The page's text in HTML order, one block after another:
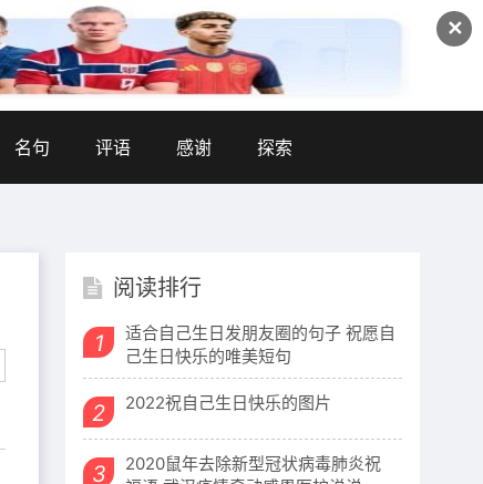
✕
名句 评语 感谢 探索
阅读排行
1
适合自己生日发朋友圈的句子 祝愿自
己生日快乐的唯美短句
2 2022祝自己生日快乐的图片
3
2020鼠年去除新型冠状病毒肺炎祝